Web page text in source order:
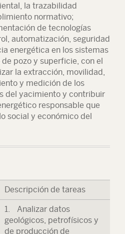
la trazabilidad
normativo;
de tecnologías
automatización, seguridad
energética en los sistemas
pozo y superficie, con el
la extracción, movilidad,
y medición de los
del yacimiento y contribuir
responsable que
social y económico del
Descripción de tareas
1. Analizar datos
geológicos, petrofísicos y
de producción de